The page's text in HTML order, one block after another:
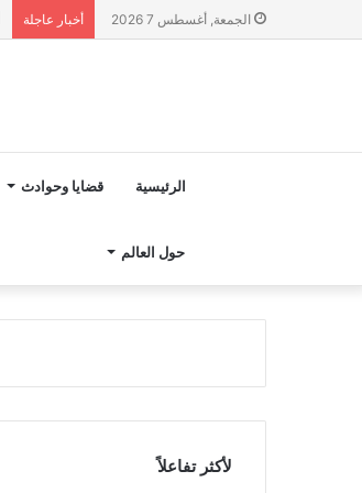
الجمعة, أغسطس 7 2026 أخبار عاجلة
الرئيسية قضايا وحوادث
حول العالم
لأكثر تفاعلاً